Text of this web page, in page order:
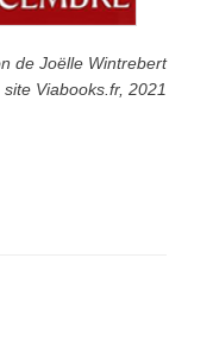
de Joëlle Wintrebert
Viabooks.fr, 2021